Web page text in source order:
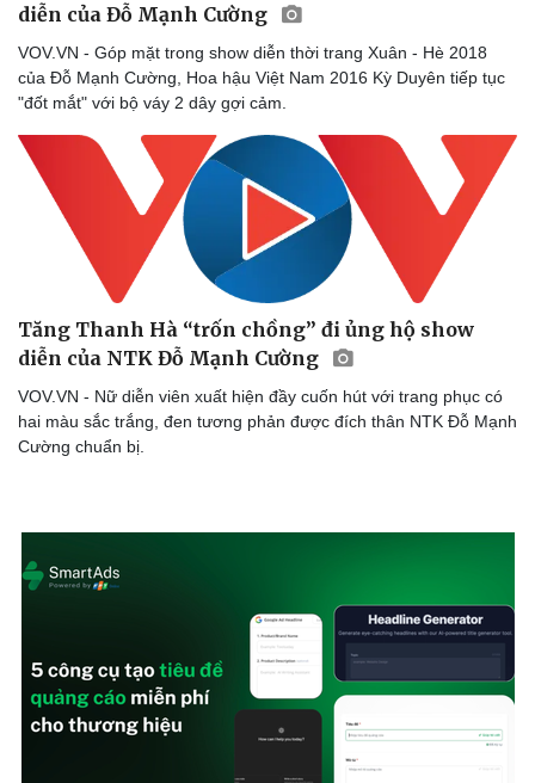
Sức khỏe
Dinh dưỡng - món ngon
Cây thuốc
Sản phụ khoa
Nhi khoa
Nam khoa
Làm đẹp - giảm cân
Phòng mạch online
Ăn sạch sống khỏe
Đời sống
Nhà đẹp
Tình yêu - Gia đình
diễn của Đỗ Mạnh Cường
VOV.VN - Góp mặt trong show diễn thời trang Xuân - Hè 2018
của Đỗ Mạnh Cường, Hoa hậu Việt Nam 2016 Kỳ Duyên tiếp tục
"đốt mắt" với bộ váy 2 dây gợi cảm.
Tăng Thanh Hà “trốn chồng” đi ủng hộ show
diễn của NTK Đỗ Mạnh Cường
VOV.VN - Nữ diễn viên xuất hiện đầy cuốn hút với trang phục có
hai màu sắc trắng, đen tương phản được đích thân NTK Đỗ Mạnh
Cường chuẩn bị.